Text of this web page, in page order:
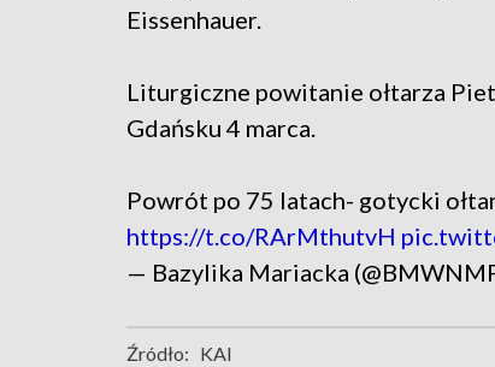
Eissenhauer.
Liturgiczne powitanie ołtarza
Gdańsku 4 marca.
Powrót po 75 latach- gotycki
https://t.co/RArMthutvH
— Bazylika Mariacka
Źródło: KAI